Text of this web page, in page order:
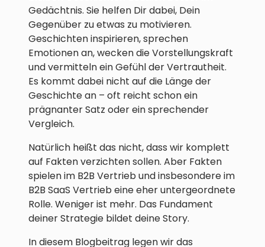
Gedächtnis. Sie helfen Dir dabei, Dein
Gegenüber zu etwas zu motivieren.
Geschichten inspirieren, sprechen
Emotionen an, wecken die Vorstellungskraft
und vermitteln ein Gefühl der Vertrautheit.
Es kommt dabei nicht auf die Länge der
Geschichte an – oft reicht schon ein
prägnanter Satz oder ein sprechender
Vergleich.
Natürlich heißt das nicht, dass wir komplett
auf Fakten verzichten sollen. Aber Fakten
spielen im B2B Vertrieb und insbesondere im
B2B SaaS Vertrieb eine eher untergeordnete
Rolle. Weniger ist mehr. Das Fundament
deiner Strategie bildet deine Story.
In diesem Blogbeitrag legen wir das